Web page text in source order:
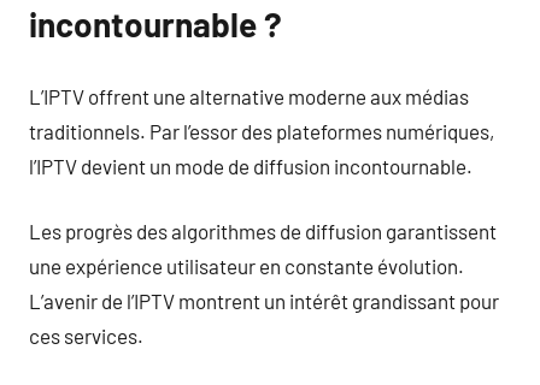
incontournable ?
L’IPTV offrent une alternative moderne aux médias
traditionnels. Par l’essor des plateformes numériques,
l’IPTV devient un mode de diffusion incontournable.
Les progrès des algorithmes de diffusion garantissent
une expérience utilisateur en constante évolution.
L’avenir de l’IPTV montrent un intérêt grandissant pour
ces services.